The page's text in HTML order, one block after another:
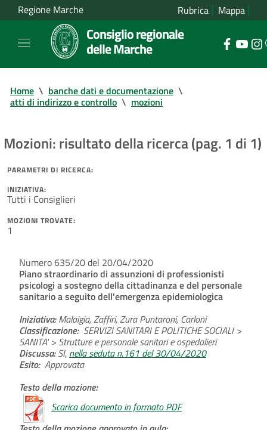
Regione Marche Rubrica Mappa
Consiglio regionale
delle Marche
Home \ banche dati e documentazione \
atti di indirizzo e controllo \ mozioni
Mozioni: risultato della ricerca (pag. 1 di 1)
PARAMETRI DI RICERCA:
INIZIATIVA:
Tutti i Consiglieri
MOZIONI TROVATE:
1
Numero 635/20 del 20/04/2020
Piano straordinario di assunzioni di professionisti
psicologi a sostegno della cittadinanza e del personale
sanitario a seguito dell'emergenza epidemiologica
Iniziativa:Malaigia, Zaffiri, Zura Puntaroni, Carloni
Classificazione: SERVIZI SANITARI E POLITICHE SOCIALI >
SANITA' > Strutture e personale sanitari e ospedalieri
Discussa:SI, nella seduta n.161 del 30/04/2020
Esito: Approvata
Testo della mozione:
Scarica documento in formato PDF